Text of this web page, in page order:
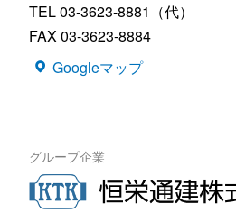
TEL 03-3623-8881（代）
FAX 03-3623-8884
Googleマップ
グループ企業